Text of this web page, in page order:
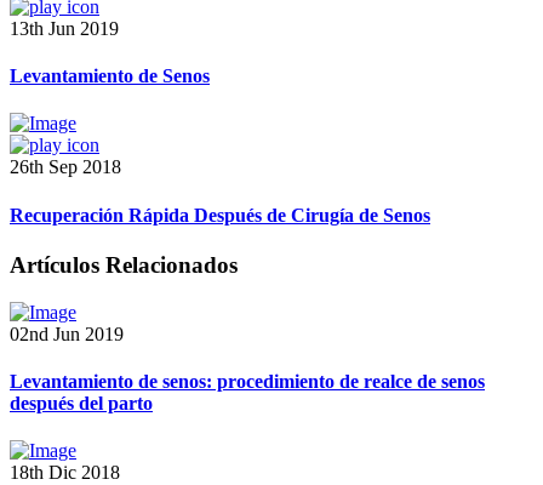
13th Jun 2019
Levantamiento de Senos
26th Sep 2018
Recuperación Rápida Después de Cirugía de Senos
Artículos Relacionados
02nd Jun 2019
Levantamiento de senos: procedimiento de realce de senos
después del parto
18th Dic 2018